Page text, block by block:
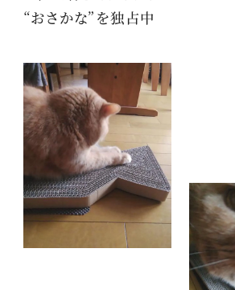
“おさかな”を独占中